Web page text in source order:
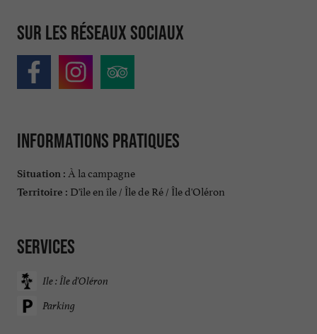
Sur les réseaux sociaux
Informations pratiques
Situation : À la campagne
Territoire : D'île en île / Île de Ré / Île d'Oléron
Services
Ile : Île d'Oléron
Parking